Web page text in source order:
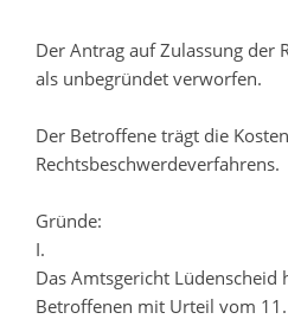
Der Antrag auf Zulassung der
als unbegründet verworfen.
Der Betroffene trägt die
Rechtsbeschwerdeverfahrens.
Gründe:
I.
Das Amtsgericht Lüdenscheid
Betroffenen mit Urteil vom